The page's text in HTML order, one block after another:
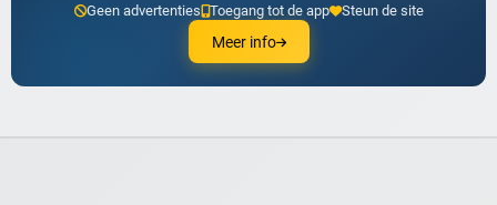
Geen advertenties Toegang tot de app Steun de site
Meer info